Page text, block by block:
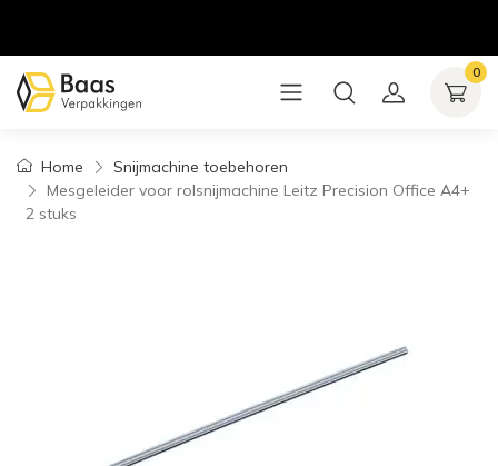
0
Home
Snijmachine toebehoren
Mesgeleider voor rolsnijmachine Leitz Precision Office A4+
2 stuks